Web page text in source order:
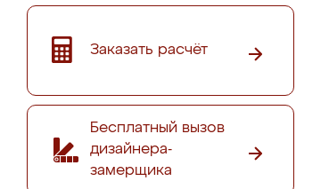
Заказать расчёт
Бесплатный вызов
дизайнера-
замерщика